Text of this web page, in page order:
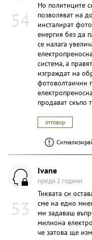
54
Но политиците
позволяват на
инсталират
енергия без да
се налага
система, а
изграждат на
фотоволтаични
продават скъпо
отговор
53
Ivane
преди 2 години
Тиквата си
сме на едно
ми задаваш
милиона
че затова ще